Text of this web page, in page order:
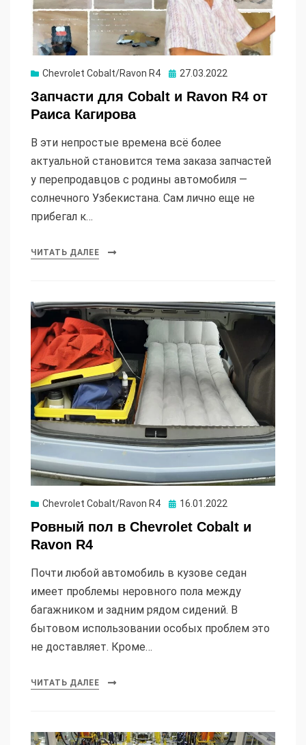
Chevrolet Cobalt/Ravon R4 Опубликовано
27.03.2022
Запчасти для Cobalt и Ravon R4 от
Раиса Кагирова
В эти непростые времена всё более
актуальной становится тема заказа запчастей
у перепродавцов с родины автомобиля —
солнечного Узбекистана. Сам лично еще не
прибегал к…
ЧИТАТЬ ДАЛЕЕ
Chevrolet Cobalt/Ravon R4 Опубликовано
16.01.2022
Ровный пол в Chevrolet Cobalt и
Ravon R4
Почти любой автомобиль в кузове седан
имеет проблемы неровного пола между
багажником и задним рядом сидений. В
бытовом использовании особых проблем это
не доставляет. Кроме…
ЧИТАТЬ ДАЛЕЕ